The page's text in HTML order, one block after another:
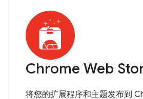
Chrome Web
将您的扩展程序和主题发布到